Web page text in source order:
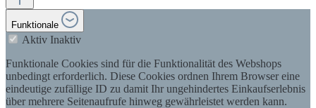
Funktionale
Aktiv Inaktiv
Funktionale Cookies sind für die Funktionalität des Webshops
unbedingt erforderlich. Diese Cookies ordnen Ihrem Browser eine
eindeutige zufällige ID zu damit Ihr ungehindertes Einkaufserlebnis
über mehrere Seitenaufrufe hinweg gewährleistet werden kann.